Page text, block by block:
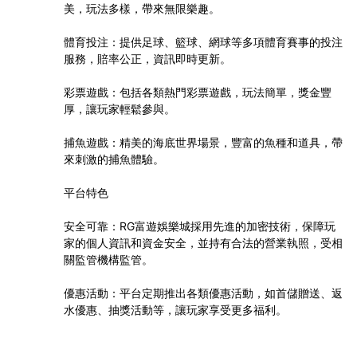
美，玩法多樣，帶來無限樂趣。
體育投注：提供足球、籃球、網球等多項體育賽事的投注
服務，賠率公正，資訊即時更新。
彩票遊戲：包括各類熱門彩票遊戲，玩法簡單，獎金豐
厚，讓玩家輕鬆參與。
捕魚遊戲：精美的海底世界場景，豐富的魚種和道具，帶
來刺激的捕魚體驗。
平台特色
安全可靠：RG富遊娛樂城採用先進的加密技術，保障玩
家的個人資訊和資金安全，並持有合法的營業執照，受相
關監管機構監管。
優惠活動：平台定期推出各類優惠活動，如首儲贈送、返
水優惠、抽獎活動等，讓玩家享受更多福利。